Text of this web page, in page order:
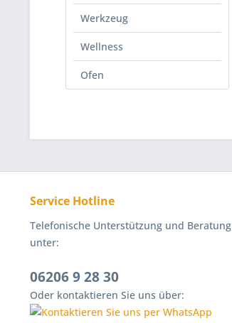
Werkzeug
Wellness
Ofen
Service Hotline
Telefonische Unterstützung und Beratung
unter:
06206 9 28 30
Oder kontaktieren Sie uns über: